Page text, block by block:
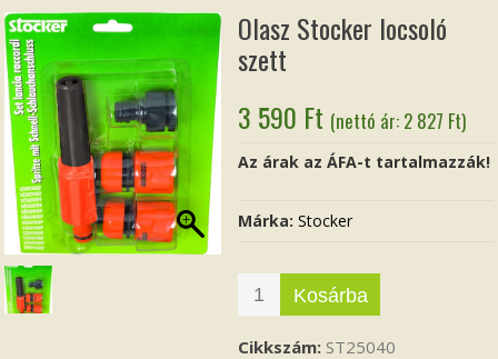
Olasz Stocker locsoló
szett
3 590 Ft (nettó ár: 2 827 Ft)
Az árak az ÁFA-t tartalmazzák!
Márka:Stocker
Kosárba
Cikkszám: ST25040